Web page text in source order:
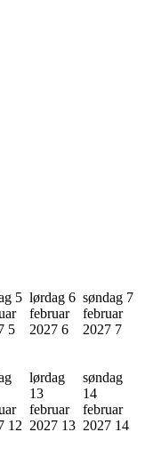
5
5
lørdag 6
februar
2027 6
søndag 7
februar
2027 7
12
lørdag
13
februar
2027 13
søndag
14
februar
2027 14